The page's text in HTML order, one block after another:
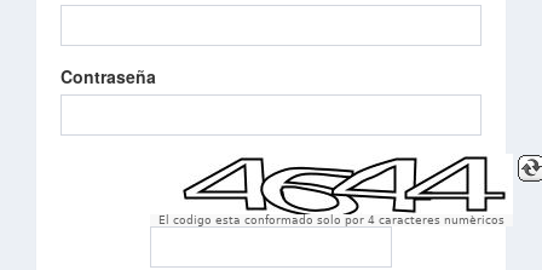
Contraseña
El codigo esta conformado solo por 4 caracteres numèricos